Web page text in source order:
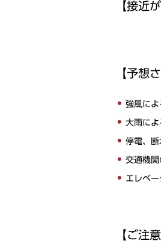
【接近
【予想
強風に
大雨によ
停電、
交通機
エレベ
【ご注